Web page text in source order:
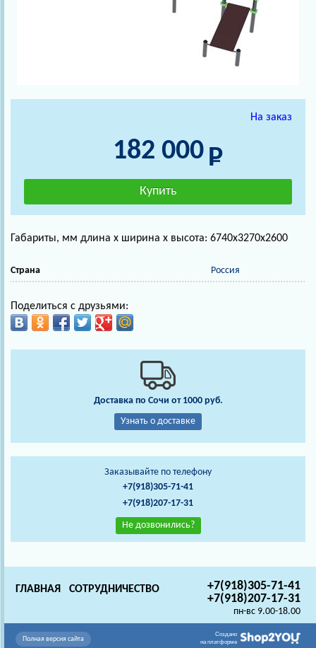
На заказ
182 000
Габариты, мм длина х ширина х высота: 6740х3270х2600
Страна Россия
Поделиться с друзьями:
Доставка по Сочи от 1000 руб.
Узнать о доставке
Заказывайте по телефону
+7(918)305-71-41
+7(918)207-17-31
Не дозвонились?
+7(918)305-71-41
+7(918)207-17-31
пн-вс 9.00-18.00
ГЛАВНАЯ СОТРУДНИЧЕСТВО
Создано
на платформе
Полная версия сайта